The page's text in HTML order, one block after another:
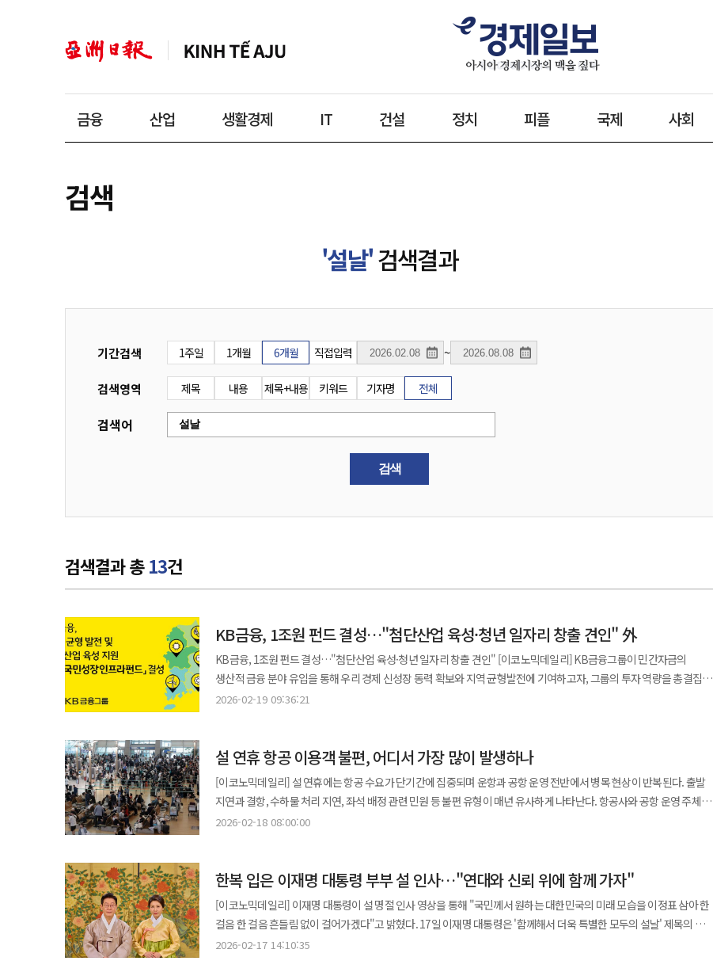
금융 산업 생활경제 IT 건설 정치 피플 국제 사회
검색
'설날'검색결과
기간검색 1주일 1개월 6개월 직접입력 ~
검색영역 제목 내용 제목+내용 키워드 기자명 전체
검색어
검색
검색결과 총13건
KB금융, 1조원 펀드 결성…"첨단산업 육성·청년 일자리 창출 견인" 外
KB금융, 1조원 펀드 결성…"첨단산업 육성·청년 일자리 창출 견인" [이코노믹데일리] KB금융그룹이 민간자금의
생산적 금융 분야 유입을 통해 우리 경제 신성장 동력 확보와 지역 균형발전에 기여하고자, 그룹의 투자 역량을 총결집한
약 1조원 규모의 'KB국민성장인프라펀드'를 결성한다고 19일 밝혔다. 이번 펀드는 '신안우이 해상풍력 발전사업'을
자본력과 전문적인 장기 투자·운용 역량을 집약시켰다. KB국민은행, KB손해보험, KB라이프생명 등 주요 계열사가
출자자로 참여하여 1조원 전액을 100% 그룹 자본으로 조달한다. 펀드 운용은 국내 1호 토종 상장 인프라펀드인
'발해인프라펀드'를 통해 전문성을 인정받은 KB자산운용이 맡는다. 본 펀드는 금융위원회와 회계기준원 등에서 지난해
8월 회계기준을 명확화한 '영구폐쇄형 인프라펀드' 구조를 채택했다. 만기없는 환매금지형 인프라펀드 구조를 통해
관련 평가손익의 당기손익 반영 부담을 낮춤으로써, 대규모 펀드의 장기 투자에 따른 손익 변동성을 완화했다. 향후
대상은 △지역균형성장 SOC(교통·환경·사회적 인프라, MICE 산업 등) △디지털 인프라(AI 데이터센터, AI 컴퓨팅센터
등) △에너지 인프라(반도체 클러스터 집단에너지, 에너지고속도로 등) △재생에너지 대전환(태양광·풍력발전,
수소연료전지·발전 등) 등 국내 인프라 개발·건설·운영 사업이다. 특히 이번 펀드는 국민성장펀드 메가프로젝트 중
하나인 '용인 반도체클러스터 집단에너지 사업'을 주요 투자자산으로 편입한다. 이처럼 구체적인 투자 계획 수립에
KB금융의 입증된 인프라 투자·운용 경험을 더해 단순 투자 규모 발표에 그치지 않고, 신속하게 투자를 집행할 계획이다.
2026-02-19 09:36:21
설 연휴 항공 이용객 불편, 어디서 가장 많이 발생하나
[이코노믹데일리] 설 연휴에는 항공 수요가 단기간에 집중되며 운항과 공항 운영 전반에서 병목 현상이 반복된다. 출발
지연과 결항, 수하물 처리 지연, 좌석 배정 관련 민원 등 불편 유형이 매년 유사하게 나타난다. 항공사와 공항 운영 주체가
일정 수준의 수요 증가를 예상하고 대응에 나서지만, 연휴 특유의 구조적 요인으로 인해 이용객 불편은 완전히 해소되지
시간대에 출발 편이 집중돼 활주로와 주기장, 관제 처리 용량이 빠르게 한계에 도달한다. 이 과정에서 한두 편의 지연이
발생할 경우 이후 편성에도 연쇄적인 영향을 미치기 쉽다. 이 같은 구조는 김포·제주, 김해 등 혼잡도가 높은 공항에서
두드러지게 나타난다. 연휴 기간에는 기상 변수와 무관하게 공항 자체의 처리 능력 부족으로 지연이 확대되는 사례도
반복된다. 특히 단거리 노선 비중이 높은 항공사의 경우 기재 회전이 촘촘하게 편성돼 있어 초기 지연이 하루 전체 운항
일정에 영향을 미치는 구조다. 수하물 지연과 분실 문제도 설 연휴에 집중적으로 발생한다. 성수기에는 항공기 화물칸
2026-02-18 08:00:00
한복 입은 이재명 대통령 부부 설 인사…"연대와 신뢰 위에 함께 가자"
[이코노믹데일리] 이재명 대통령이 설 명절 인사 영상을 통해 "국민께서 원하는 대한민국의 미래 모습을 이정표 삼아 한
걸음 한 걸음 흔들림 없이 걸어가겠다"고 밝혔다. 17일 이재명 대통령은 '함께해서 더욱 특별한 모두의 설날' 제목의 약
3분 16초 분량 영상을 공개했다. 이 대통령은 부인 김혜경 여사와 함께 한복 차림으로 영상에 등장해 국민에게 새해
2026-02-17 14:10:35